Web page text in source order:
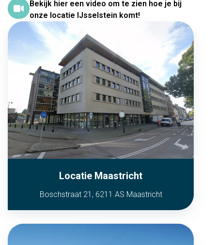
Bekijk hier een video om te zien hoe je bij
onze locatie IJsselstein komt!
Locatie Maastricht
Boschstraat 21, 6211 AS Maastricht